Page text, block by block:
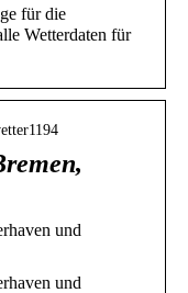
für die
Wetterdaten für
und
und